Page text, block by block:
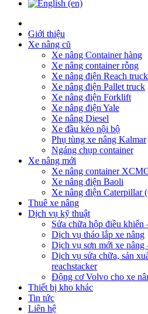
Giới thiệu
Xe nâng cũ
Xe nâng Container hàng
Xe nâng container rỗng
Xe nâng điện Reach truck
Xe nâng điện Pallet truck
Xe nâng điện Forklift
Xe nâng điện Yale
Xe nâng Diesel
Xe đầu kéo nội bộ
Phụ tùng xe nâng Kalmar
Ngáng chụp container
Xe nâng mới
Xe nâng container
Xe nâng điện Baoli
Xe nâng điện Caterpillar
Thuê xe nâng
Dịch vụ kỹ thuật
Sửa chữa hộp điều khiển
Dịch vụ tháo lắp xe nâng
Dịch vụ sơn mới xe nâng
Dịch vụ sửa chữa, sản
reachstacker
Động cơ Volvo cho xe
Thiết bị kho khác
Tin tức
Liên hệ